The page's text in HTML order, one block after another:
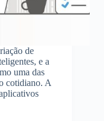
de
e a
uma das
cotidiano. A